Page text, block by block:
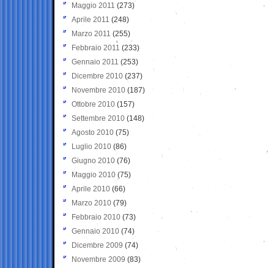
Maggio 2011 (273)
Aprile 2011 (248)
Marzo 2011 (255)
Febbraio 2011 (233)
Gennaio 2011 (253)
Dicembre 2010 (237)
Novembre 2010 (187)
Ottobre 2010 (157)
Settembre 2010 (148)
Agosto 2010 (75)
Luglio 2010 (86)
Giugno 2010 (76)
Maggio 2010 (75)
Aprile 2010 (66)
Marzo 2010 (79)
Febbraio 2010 (73)
Gennaio 2010 (74)
Dicembre 2009 (74)
Novembre 2009 (83)